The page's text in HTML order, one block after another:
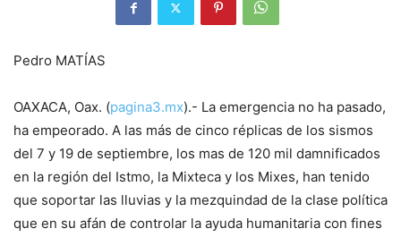
Pedro MATÍAS
OAXACA, Oax. (pagina3.mx).- La emergencia no ha pasado,
ha empeorado. A las más de cinco réplicas de los sismos
del 7 y 19 de septiembre, los mas de 120 mil damnificados
en la región del Istmo, la Mixteca y los Mixes, han tenido
que soportar las lluvias y la mezquindad de la clase política
que en su afán de controlar la ayuda humanitaria con fines